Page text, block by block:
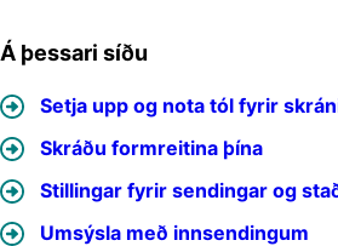
Á þessari síðu
Setja upp og nota tól fyrir
Skráðu formreitina þína
Stillingar fyrir sendingar og
Umsýsla með innsendingum